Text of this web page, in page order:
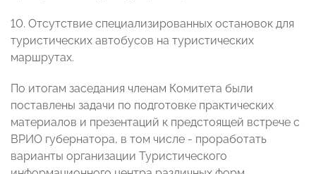
10. Отсутствие специализированных остановок для
туристических автобусов на туристических
маршрутах.
По итогам заседания членам Комитета были
поставлены задачи по подготовке практических
материалов и презентаций к предстоящей встрече с
ВРИО губернатора, в том числе - проработать
варианты организации Туристического